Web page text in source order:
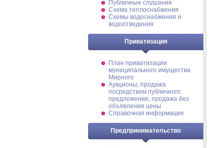
Публичные слушания
Схема теплоснабжения
Схемы водоснабжения и
водоотведения
Приватизация
План приватизации
муниципального имущества
Мирного
Аукционы, продажа
посредством публичного
предложения, продажа без
объявления цены
Справочная информация
Предпринимательство